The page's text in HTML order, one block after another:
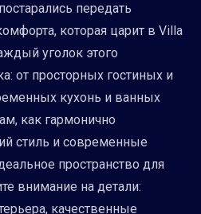
передать
которая царит в Villa
уголок этого
от просторных гостиных и
кухонь и ванных
как гармонично
стиль и современные
пространство для
внимание на детали:
качественные